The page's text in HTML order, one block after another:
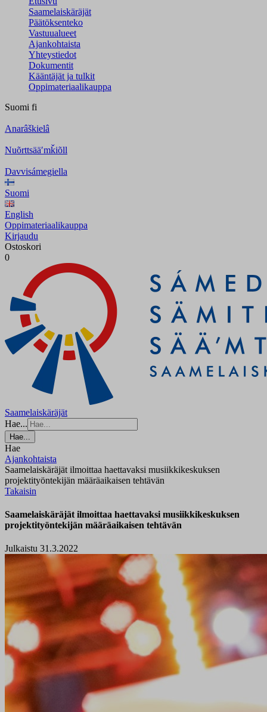
Saamelaiskäräjät
Päätöksenteko
Vastuualueet
Ajankohtaista
Yhteystiedot
Dokumentit
Kääntäjät ja tulkit
Oppimateriaalikauppa
Suomi fi
Anarâškielâ
Nuõrttsääʹmǩiõll
Davvisámegiella
Suomi
English
Oppimateriaalikauppa
Kirjaudu
Ostoskori
0
Saamelaiskäräjät
Hae...
Hae...
Hae
Ajankohtaista
Saamelaiskäräjät ilmoittaa haettavaksi musiikkikeskuksen
projektityöntekijän määräaikaisen tehtävän
Takaisin
Saamelaiskäräjät ilmoittaa haettavaksi musiikkikeskuksen
projektityöntekijän määräaikaisen tehtävän
Julkaistu 31.3.2022